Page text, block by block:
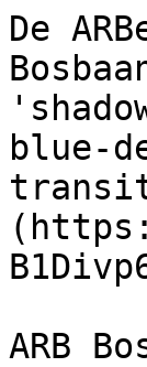
De
blue-
ARB